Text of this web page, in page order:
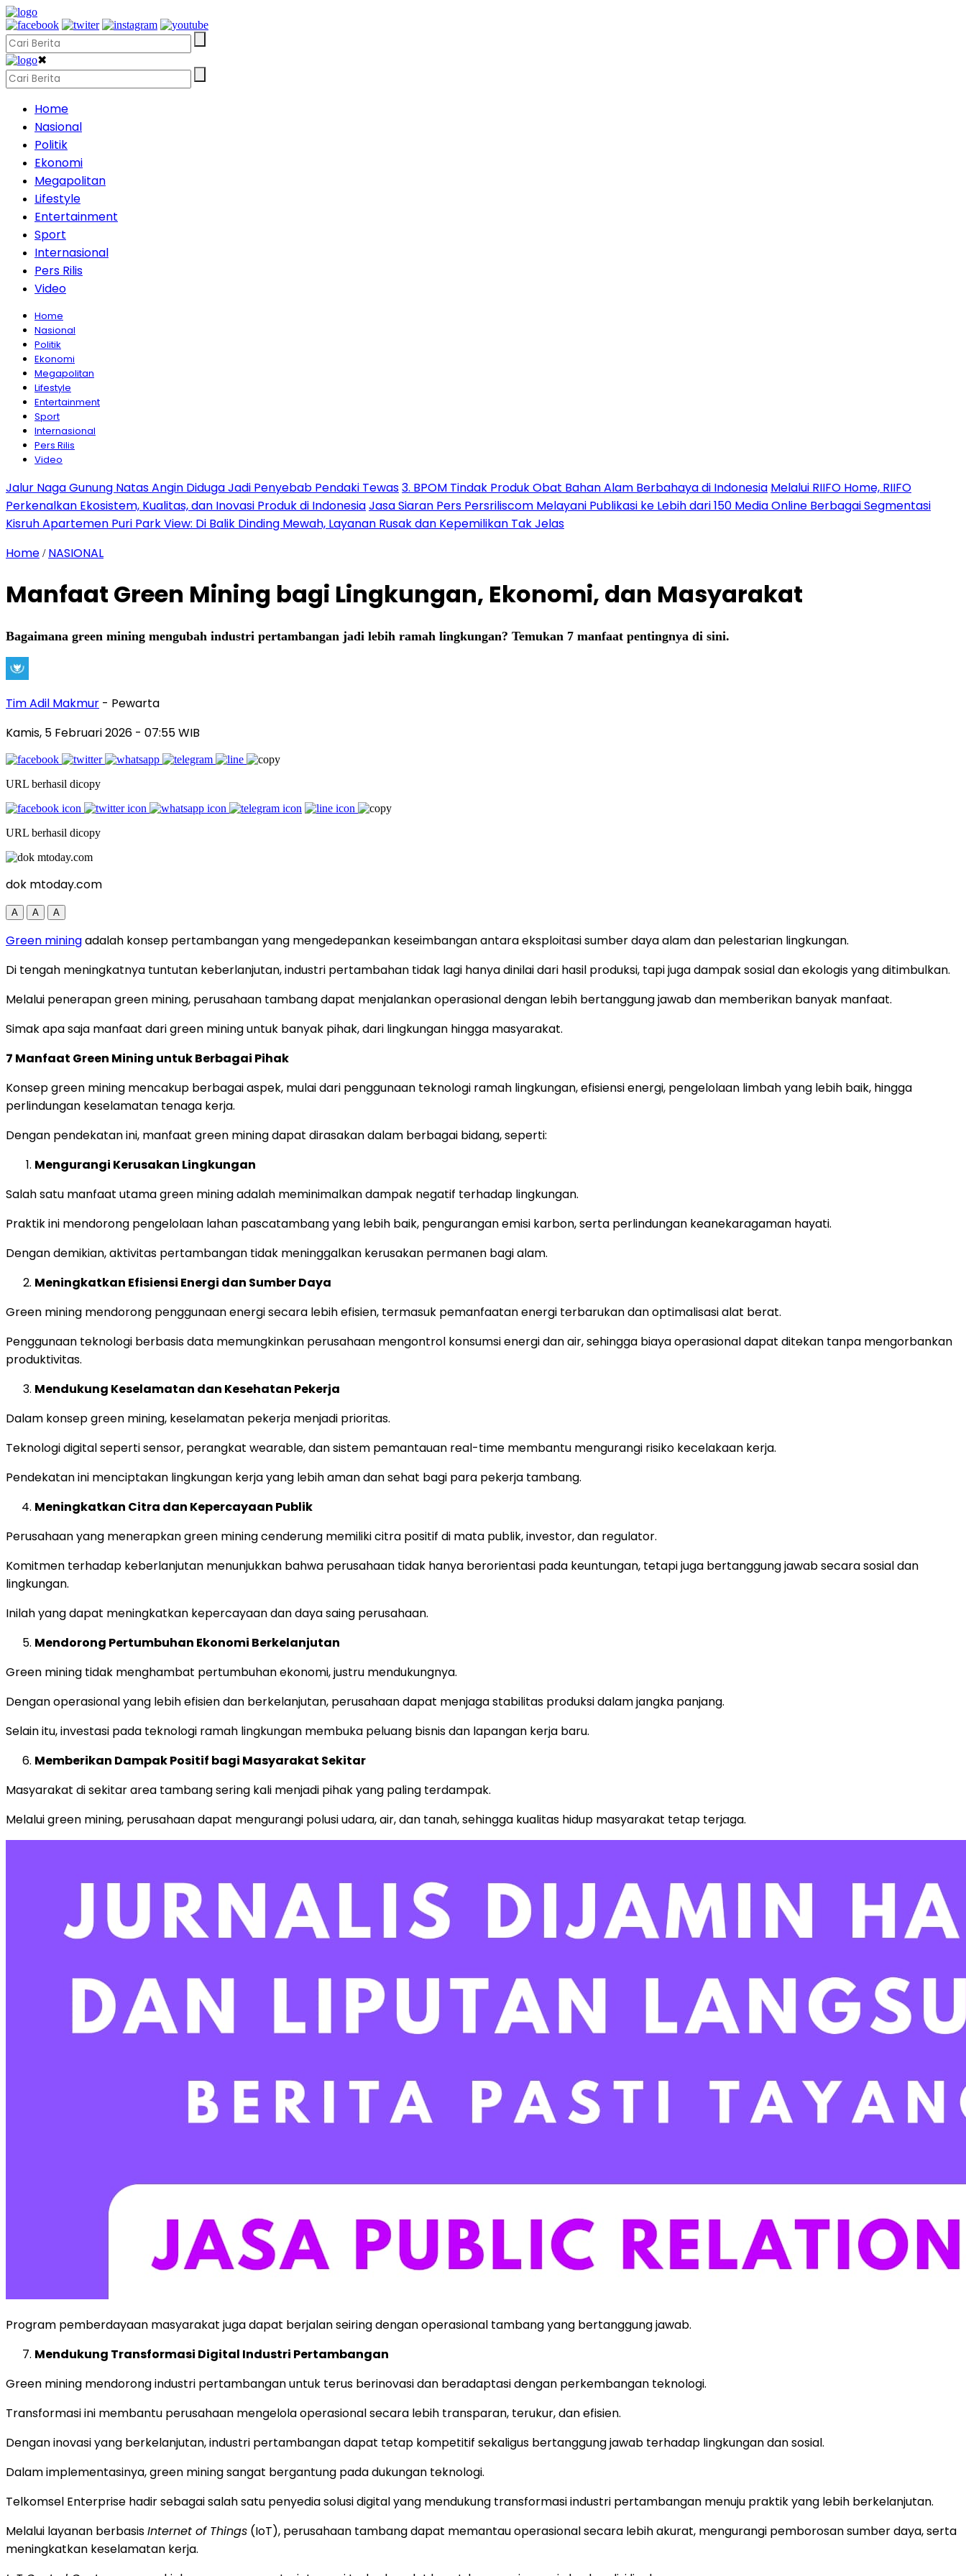
✖
Home
Nasional
Politik
Ekonomi
Megapolitan
Lifestyle
Entertainment
Sport
Internasional
Pers Rilis
Video
Home
Nasional
Politik
Ekonomi
Megapolitan
Lifestyle
Entertainment
Sport
Internasional
Pers Rilis
Video
Jalur Naga Gunung Natas Angin Diduga Jadi Penyebab Pendaki Tewas3. BPOM Tindak Produk Obat Bahan Alam Berbahaya di Indonesia Melalui RIIFO Home, RIIFO
Perkenalkan Ekosistem, Kualitas, dan Inovasi Produk di IndonesiaJasa Siaran Pers Persriliscom Melayani Publikasi ke Lebih dari 150 Media Online Berbagai Segmentasi
Kisruh Apartemen Puri Park View: Di Balik Dinding Mewah, Layanan Rusak dan Kepemilikan Tak Jelas
Home / NASIONAL
Manfaat Green Mining bagi Lingkungan, Ekonomi, dan Masyarakat
Bagaimana green mining mengubah industri pertambangan jadi lebih ramah lingkungan? Temukan 7 manfaat pentingnya di sini.
Tim Adil Makmur - Pewarta
Kamis, 5 Februari 2026 - 07:55 WIB
URL berhasil dicopy
URL berhasil dicopy
dok mtoday.com
A A A
Green miningadalah konsep pertambangan yang mengedepankan keseimbangan antara eksploitasi sumber daya alam dan pelestarian lingkungan.
Di tengah meningkatnya tuntutan keberlanjutan, industri pertambahan tidak lagi hanya dinilai dari hasil produksi, tapi juga dampak sosial dan ekologis yang ditimbulkan.
Melalui penerapan green mining, perusahaan tambang dapat menjalankan operasional dengan lebih bertanggung jawab dan memberikan banyak manfaat.
Simak apa saja manfaat dari green mining untuk banyak pihak, dari lingkungan hingga masyarakat.
7 Manfaat Green Mining untuk Berbagai Pihak
Konsep green mining mencakup berbagai aspek, mulai dari penggunaan teknologi ramah lingkungan, efisiensi energi, pengelolaan limbah yang lebih baik, hingga
perlindungan keselamatan tenaga kerja.
Dengan pendekatan ini, manfaat green mining dapat dirasakan dalam berbagai bidang, seperti:
Mengurangi Kerusakan Lingkungan
Salah satu manfaat utama green mining adalah meminimalkan dampak negatif terhadap lingkungan.
Praktik ini mendorong pengelolaan lahan pascatambang yang lebih baik, pengurangan emisi karbon, serta perlindungan keanekaragaman hayati.
Dengan demikian, aktivitas pertambangan tidak meninggalkan kerusakan permanen bagi alam.
Meningkatkan Efisiensi Energi dan Sumber Daya
Green mining mendorong penggunaan energi secara lebih efisien, termasuk pemanfaatan energi terbarukan dan optimalisasi alat berat.
Penggunaan teknologi berbasis data memungkinkan perusahaan mengontrol konsumsi energi dan air, sehingga biaya operasional dapat ditekan tanpa mengorbankan
produktivitas.
Mendukung Keselamatan dan Kesehatan Pekerja
Dalam konsep green mining, keselamatan pekerja menjadi prioritas.
Teknologi digital seperti sensor, perangkat wearable, dan sistem pemantauan real-time membantu mengurangi risiko kecelakaan kerja.
Pendekatan ini menciptakan lingkungan kerja yang lebih aman dan sehat bagi para pekerja tambang.
Meningkatkan Citra dan Kepercayaan Publik
Perusahaan yang menerapkan green mining cenderung memiliki citra positif di mata publik, investor, dan regulator.
Komitmen terhadap keberlanjutan menunjukkan bahwa perusahaan tidak hanya berorientasi pada keuntungan, tetapi juga bertanggung jawab secara sosial dan
lingkungan.
Inilah yang dapat meningkatkan kepercayaan dan daya saing perusahaan.
Mendorong Pertumbuhan Ekonomi Berkelanjutan
Green mining tidak menghambat pertumbuhan ekonomi, justru mendukungnya.
Dengan operasional yang lebih efisien dan berkelanjutan, perusahaan dapat menjaga stabilitas produksi dalam jangka panjang.
Selain itu, investasi pada teknologi ramah lingkungan membuka peluang bisnis dan lapangan kerja baru.
Memberikan Dampak Positif bagi Masyarakat Sekitar
Masyarakat di sekitar area tambang sering kali menjadi pihak yang paling terdampak.
Melalui green mining, perusahaan dapat mengurangi polusi udara, air, dan tanah, sehingga kualitas hidup masyarakat tetap terjaga.
Program pemberdayaan masyarakat juga dapat berjalan seiring dengan operasional tambang yang bertanggung jawab.
Mendukung Transformasi Digital Industri Pertambangan
Green mining mendorong industri pertambangan untuk terus berinovasi dan beradaptasi dengan perkembangan teknologi.
Transformasi ini membantu perusahaan mengelola operasional secara lebih transparan, terukur, dan efisien.
Dengan inovasi yang berkelanjutan, industri pertambangan dapat tetap kompetitif sekaligus bertanggung jawab terhadap lingkungan dan sosial.
Dalam implementasinya, green mining sangat bergantung pada dukungan teknologi.
Telkomsel Enterprise hadir sebagai salah satu penyedia solusi digital yang mendukung transformasi industri pertambangan menuju praktik yang lebih berkelanjutan.
Melalui layanan berbasisInternet of Things (IoT), perusahaan tambang dapat memantau operasional secara lebih akurat, mengurangi pemborosan sumber daya, serta
meningkatkan keselamatan kerja.